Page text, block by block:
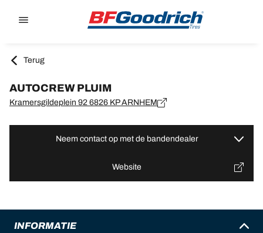
Terug
AUTOCREW PLUIM
Kramersgildeplein 92 6826 KP ARNHEM
Neem contact op met de bandendealer
Website
INFORMATIE